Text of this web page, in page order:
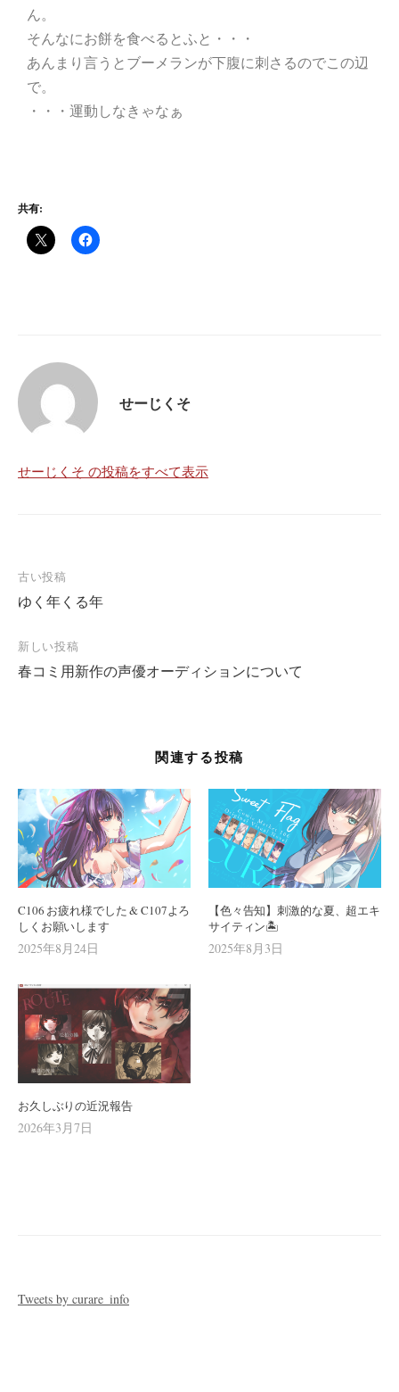
ん。
そんなにお餅を食べるとふと・・・
あんまり言うとブーメランが下腹に刺さるのでこの辺
で。
・・・運動しなきゃなぁ
共有:
せーじくそ
せーじくそ の投稿をすべて表示
古い投稿
ゆく年くる年
新しい投稿
春コミ用新作の声優オーディションについて
関連する投稿
C106 お疲れ様でした & C107よろ
しくお願いします
2025年8月24日
【色々告知】刺激的な夏、超エキ
サイティン🏝️
2025年8月3日
お久しぶりの近況報告
2026年3月7日
Tweets by curare_info